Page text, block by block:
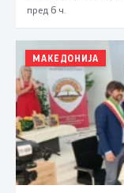
пред 6 ч.
МАКЕДОНИЈА